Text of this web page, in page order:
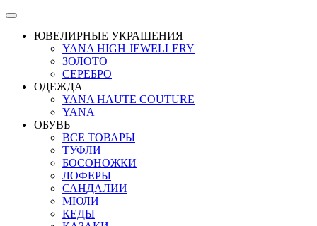
ЮВЕЛИРНЫЕ УКРАШЕНИЯ
YANA HIGH JEWELLERY
ЗОЛОТО
СЕРЕБРО
ОДЕЖДА
YANA HAUTE COUTURE
YANA
ОБУВЬ
ВСЕ ТОВАРЫ
ТУФЛИ
БОСОНОЖКИ
ЛОФЕРЫ
САНДАЛИИ
МЮЛИ
КЕДЫ